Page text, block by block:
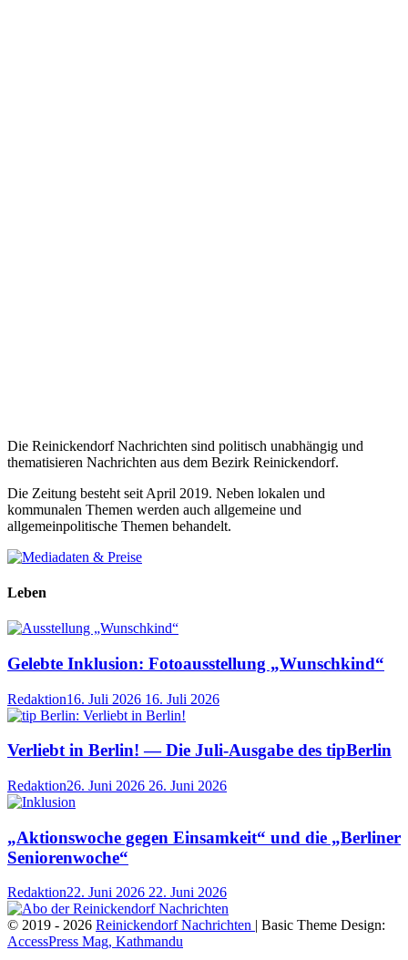
Die Reinickendorf Nachrichten sind politisch unabhängig und
thematisieren Nachrichten aus dem Bezirk Reinickendorf.
Die Zeitung besteht seit April 2019. Neben lokalen und
kommunalen Themen werden auch allgemeine und
allgemeinpolitische Themen behandelt.
Leben
Gelebte Inklusion: Fotoausstellung „Wunschkind“
Redaktion16. Juli 2026 16. Juli 2026
Verliebt in Berlin! — Die Juli-Ausgabe des tipBerlin
Redaktion26. Juni 2026 26. Juni 2026
„Aktionswoche gegen Einsamkeit“ und die „Berliner
Seniorenwoche“
Redaktion22. Juni 2026 22. Juni 2026
© 2019 - 2026 Reinickendorf Nachrichten | Basic Theme Design:
AccessPress Mag, Kathmandu